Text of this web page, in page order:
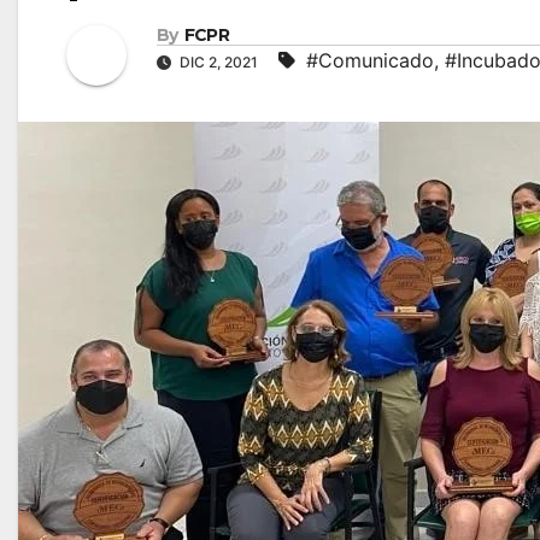
By FCPR
DIC 2, 2021 #Comunicado,